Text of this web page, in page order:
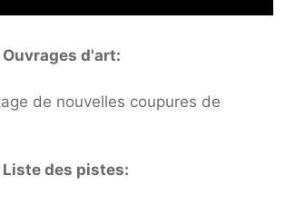
Ouvrages d'art:
Liste des pistes: